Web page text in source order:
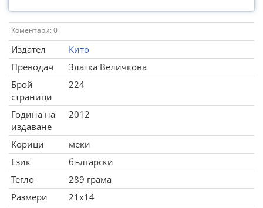
Коментари: 0
Издател
Кито
Преводач
Златка Величкова
Брой
страници
224
Година на
издаване
2012
Корици
меки
Език
български
Тегло
289 грама
Размери
21x14